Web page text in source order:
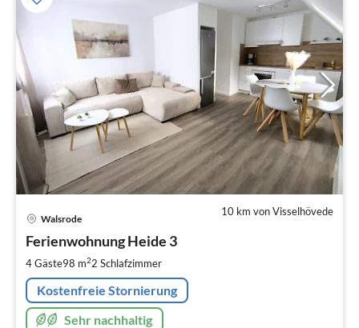
10 km von Visselhövede
Walsrode
Ferienwohnung Heide 3
4 Gäste98 m22 Schlafzimmer
Kostenfreie Stornierung
Sehr nachhaltig